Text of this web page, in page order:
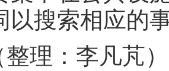
以搜索相应的
整理：李凡芃）